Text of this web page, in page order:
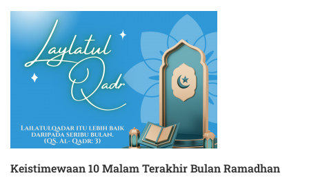
Keistimewaan 10 Malam Terakhir Bulan Ramadhan